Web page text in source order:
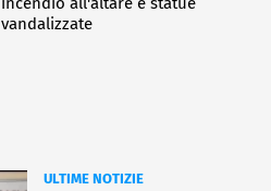
vandalizzate
ULTIME NOTIZIE